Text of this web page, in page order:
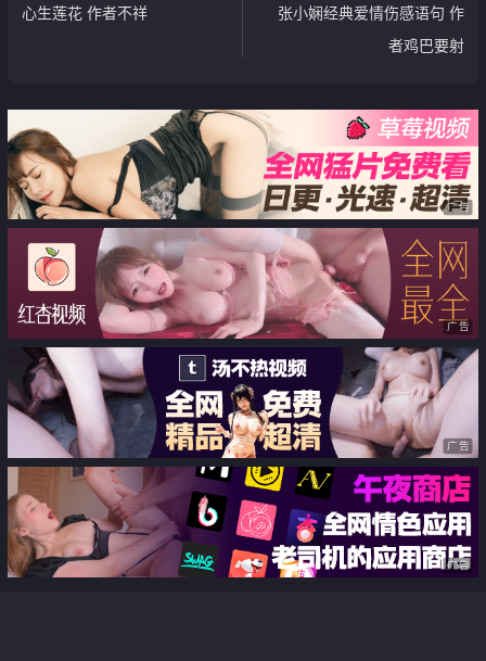
心生莲花 作者不祥
张小娴经典爱情伤感语句 作
者鸡巴要射
广告
广告
广告
广告